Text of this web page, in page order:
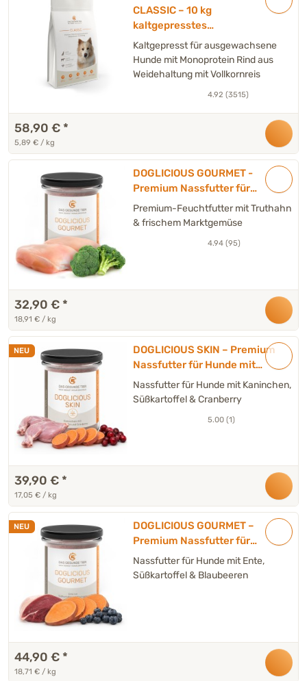
CLASSIC – 10 kg
kaltgepresstes
Trockenfutter Hund
Kaltgepresst für ausgewachsene
Hunde mit Monoprotein Rind aus
Weidehaltung mit Vollkornreis
4.92 (3515)
58,90 € *
5,89 € / kg
DOGLICIOUS GOURMET -
Premium Nassfutter für
Hunde mit Truthahn &
Marktgemüse - 6 x 290 g
Premium-Feuchtfutter mit Truthahn
& frischem Marktgemüse
4.94 (95)
32,90 € *
18,91 € / kg
NEU
DOGLICIOUS SKIN – Premium
Nassfutter für Hunde mit
Kaninchen, Süßkartoffel &
Cranberry – 6 x 390 g
Nassfutter für Hunde mit Kaninchen,
Süßkartoffel & Cranberry
5.00 (1)
39,90 € *
17,05 € / kg
NEU
DOGLICIOUS GOURMET –
Premium Nassfutter für
Hunde mit Ente, Süßkartoffel
& Blaubeeren
Nassfutter für Hunde mit Ente,
Süßkartoffel & Blaubeeren
44,90 € *
18,71 € / kg